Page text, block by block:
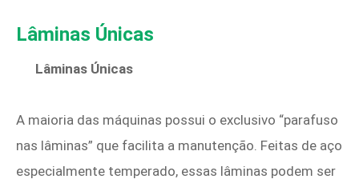
Lâminas Únicas
Lâminas Únicas
A maioria das máquinas possui o exclusivo “parafuso
nas lâminas” que facilita a manutenção. Feitas de aço
especialmente temperado, essas lâminas podem ser